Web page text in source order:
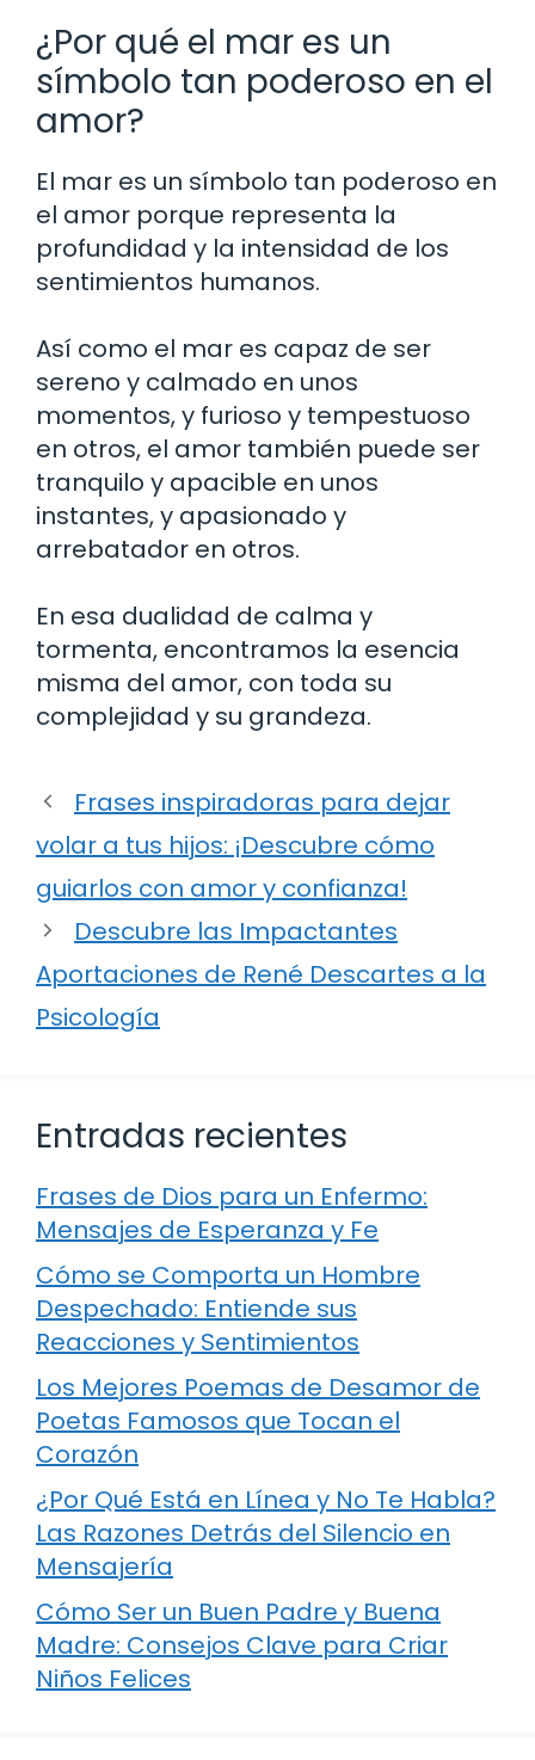
¿Por qué el mar es un
símbolo tan poderoso en el
amor?
El mar es un símbolo tan poderoso en
el amor porque representa la
profundidad y la intensidad de los
sentimientos humanos.
Así como el mar es capaz de ser
sereno y calmado en unos
momentos, y furioso y tempestuoso
en otros, el amor también puede ser
tranquilo y apacible en unos
instantes, y apasionado y
arrebatador en otros.
En esa dualidad de calma y
tormenta, encontramos la esencia
misma del amor, con toda su
complejidad y su grandeza.
Frases inspiradoras para dejar
volar a tus hijos: ¡Descubre cómo
guiarlos con amor y confianza!
Descubre las Impactantes
Aportaciones de René Descartes a la
Psicología
Entradas recientes
Frases de Dios para un Enfermo:
Mensajes de Esperanza y Fe
Cómo se Comporta un Hombre
Despechado: Entiende sus
Reacciones y Sentimientos
Los Mejores Poemas de Desamor de
Poetas Famosos que Tocan el
Corazón
¿Por Qué Está en Línea y No Te Habla?
Las Razones Detrás del Silencio en
Mensajería
Cómo Ser un Buen Padre y Buena
Madre: Consejos Clave para Criar
Niños Felices